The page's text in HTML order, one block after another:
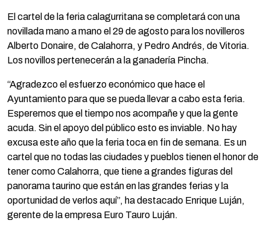
El cartel de la feria calagurritana se completará con una
novillada mano a mano el 29 de agosto para los novilleros
Alberto Donaire, de Calahorra, y Pedro Andrés, de Vitoria.
Los novillos pertenecerán a la ganadería Pincha.
“Agradezco el esfuerzo económico que hace el
Ayuntamiento para que se pueda llevar a cabo esta feria.
Esperemos que el tiempo nos acompañe y que la gente
acuda. Sin el apoyo del público esto es inviable. No hay
excusa este año que la feria toca en fin de semana. Es un
cartel que no todas las ciudades y pueblos tienen el honor de
tener como Calahorra, que tiene a grandes figuras del
panorama taurino que están en las grandes ferias y la
oportunidad de verlos aquí”, ha destacado Enrique Luján,
gerente de la empresa Euro Tauro Luján.